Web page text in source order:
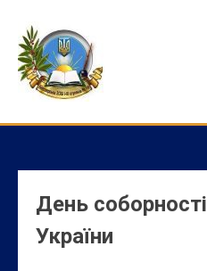
content
День соборності
України